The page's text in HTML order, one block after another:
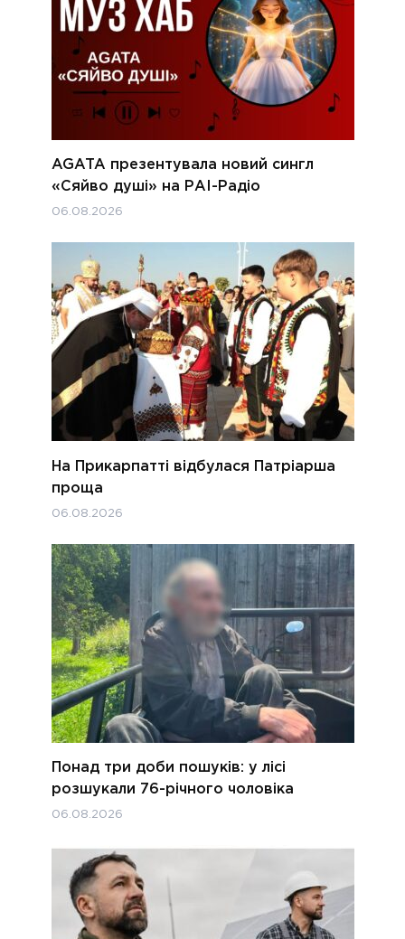
AGATA презентувала новий сингл
«Сяйво душі» на РАІ-Радіо
06.08.2026
На Прикарпатті відбулася Патріарша
проща
06.08.2026
Понад три доби пошуків: у лісі
розшукали 76-річного чоловіка
06.08.2026